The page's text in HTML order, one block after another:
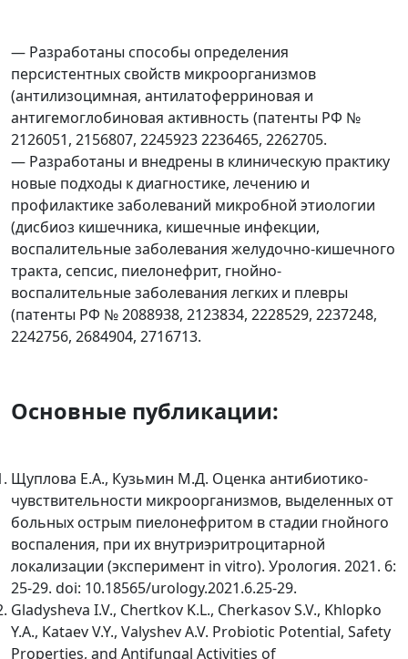
— Разработаны способы определения
персистентных свойств микроорганизмов
(антилизоцимная, антилатоферриновая и
антигемоглобиновая активность (патенты РФ №
2126051, 2156807, 2245923 2236465, 2262705.
— Разработаны и внедрены в клиническую практику
новые подходы к диагностике, лечению и
профилактике заболеваний микробной этиологии
(дисбиоз кишечника, кишечные инфекции,
воспалительные заболевания желудочно-кишечного
тракта, сепсис, пиелонефрит, гнойно-
воспалительные заболевания легких и плевры
(патенты РФ № 2088938, 2123834, 2228529, 2237248,
2242756, 2684904, 2716713.
Основные публикации:
Щуплова Е.А., Кузьмин М.Д. Оценка антибиотико-
чувствительности микроорганизмов, выделенных от
больных острым пиелонефритом в стадии гнойного
воспаления, при их внутриэритроцитарной
локализации (эксперимент in vitro). Урология. 2021. 6:
25-29. doi: 10.18565/urology.2021.6.25-29.
Gladysheva I.V., Chertkov K.L., Cherkasov S.V., Khlopko
Y.A., Kataev V.Y., Valyshev A.V. Probiotic Potential, Safety
Properties, and Antifungal Activities of